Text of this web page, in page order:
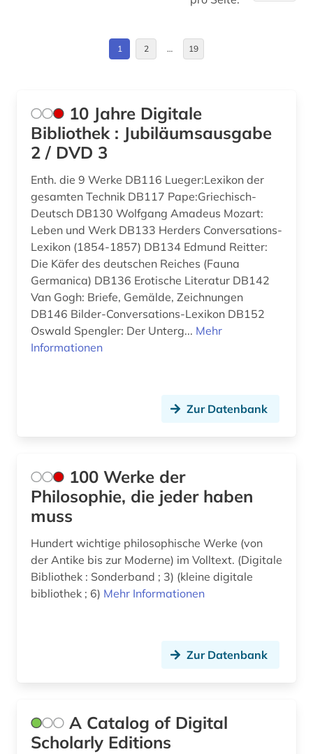
betriebswirtschaftslehre (1)
bibliografie (25)
bibliographie 1975 - 1995 (1)
bibliothekswesen: biologie (1)
bibliothekswesen: medizin (1)
biblische studien (1)
biodiversität (1)
biografie (1)
biologischer landbau (1)
blogportal (1)
book e (1)
botanik (1)
briefsammlung (11)
Oesterreich (2)
Osteuropa (2)
Palaestina (1)
Roemisches Reich (1)
Russland, Sowjetunion (2)
Schweiz (1)
Suedamerika (1)
Suedasien (1)
Suedostasien (1)
Ungarn (1)
1 2 … 19
10 Jahre Digitale
Bibliothek : Jubiläumsausgabe
2 / DVD 3
Enth. die 9 Werke DB116 Lueger:Lexikon der
gesamten Technik DB117 Pape:Griechisch-
Deutsch DB130 Wolfgang Amadeus Mozart:
Leben und Werk DB133 Herders Conversations-
Lexikon (1854-1857) DB134 Edmund Reitter:
Die Käfer des deutschen Reiches (Fauna
Germanica) DB136 Erotische Literatur DB142
Van Gogh: Briefe, Gemälde, Zeichnungen
DB146 Bilder-Conversations-Lexikon DB152
Oswald Spengler: Der Unterg... Mehr
Informationen
Zur Datenbank
100 Werke der
Philosophie, die jeder haben
muss
Hundert wichtige philosophische Werke (von
der Antike bis zur Moderne) im Volltext. (Digitale
Bibliothek : Sonderband ; 3) (kleine digitale
bibliothek ; 6) Mehr Informationen
Zur Datenbank
A Catalog of Digital
Scholarly Editions